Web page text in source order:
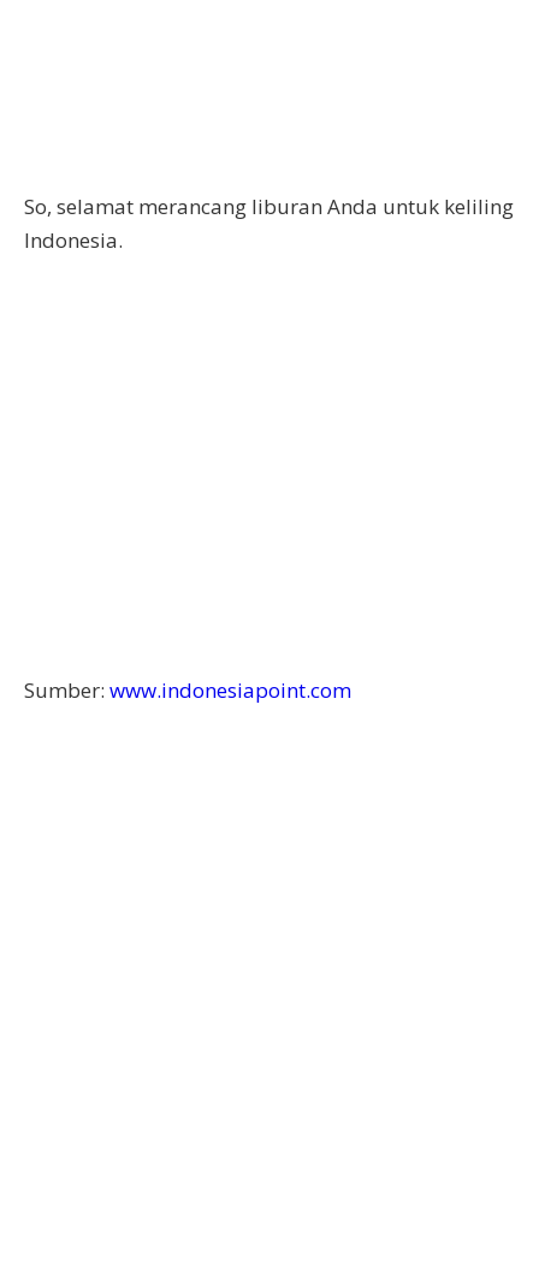
So, selamat merancang liburan Anda untuk keliling
Indonesia.
Sumber: www.indonesiapoint.com